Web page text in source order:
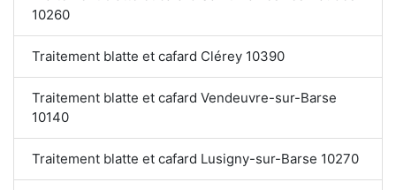
10260
Traitement blatte et cafard Clérey 10390
Traitement blatte et cafard Vendeuvre-sur-Barse
10140
Traitement blatte et cafard Lusigny-sur-Barse 10270